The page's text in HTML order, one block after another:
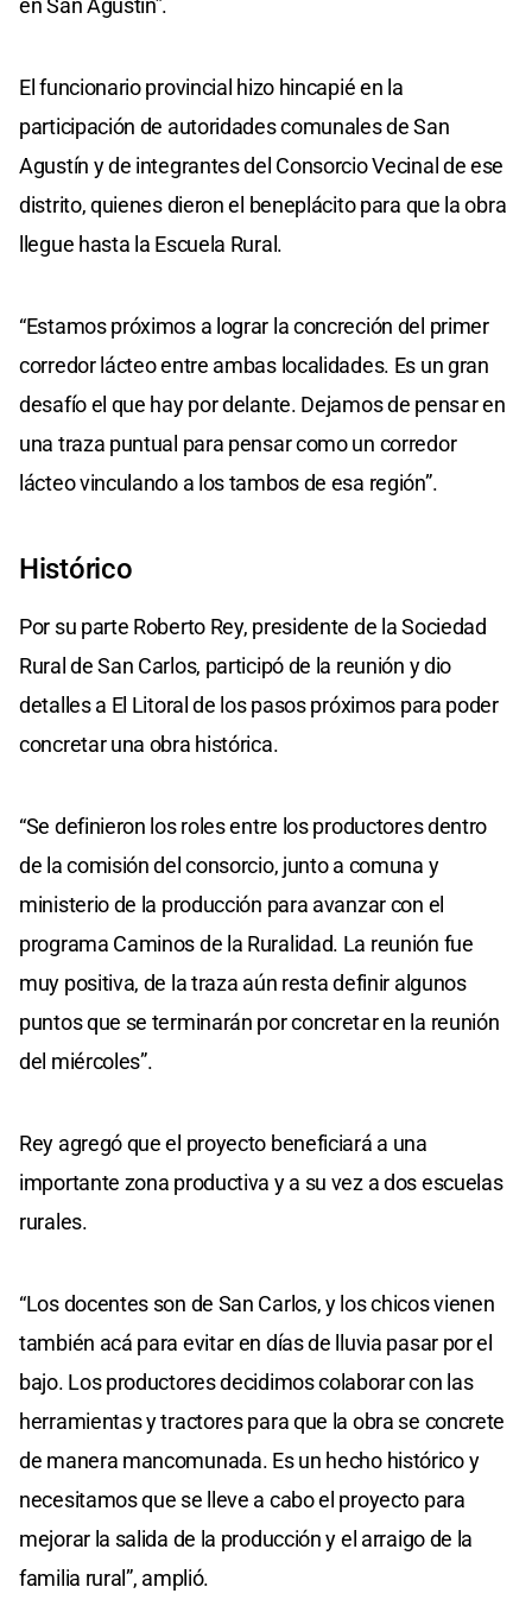
El funcionario provincial hizo hincapié en la
participación de autoridades comunales de San
Agustín y de integrantes del Consorcio Vecinal de ese
distrito, quienes dieron el beneplácito para que la obra
llegue hasta la Escuela Rural.
“Estamos próximos a lograr la concreción del primer
corredor lácteo entre ambas localidades. Es un gran
desafío el que hay por delante. Dejamos de pensar en
una traza puntual para pensar como un corredor
lácteo vinculando a los tambos de esa región”.
Histórico
Por su parte Roberto Rey, presidente de la Sociedad
Rural de San Carlos, participó de la reunión y dio
detalles a El Litoral de los pasos próximos para poder
concretar una obra histórica.
“Se definieron los roles entre los productores dentro
de la comisión del consorcio, junto a comuna y
ministerio de la producción para avanzar con el
programa Caminos de la Ruralidad. La reunión fue
muy positiva, de la traza aún resta definir algunos
puntos que se terminarán por concretar en la reunión
del miércoles”.
Rey agregó que el proyecto beneficiará a una
importante zona productiva y a su vez a dos escuelas
rurales.
“Los docentes son de San Carlos, y los chicos vienen
también acá para evitar en días de lluvia pasar por el
bajo. Los productores decidimos colaborar con las
herramientas y tractores para que la obra se concrete
de manera mancomunada. Es un hecho histórico y
necesitamos que se lleve a cabo el proyecto para
mejorar la salida de la producción y el arraigo de la
familia rural”, amplió.